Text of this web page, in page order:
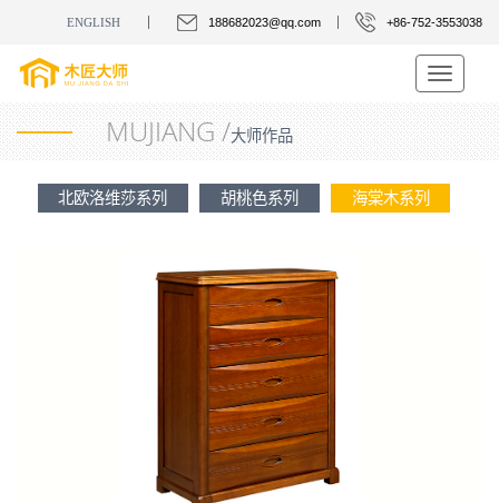
ENGLISH 188682023@qq.com +86-752-3553038
Toggle
MUJIANG /大师作品
北欧洛维莎系列 胡桃色系列 海棠木系列